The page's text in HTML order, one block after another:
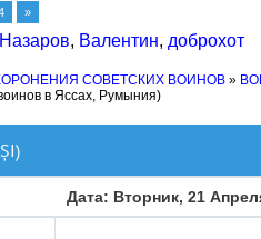
»
Назаров, Валентин, доброхот
СОВЕТСКИХ ВОИНОВ »
в Яссах, Румыния)
Дата: Вторник, 21